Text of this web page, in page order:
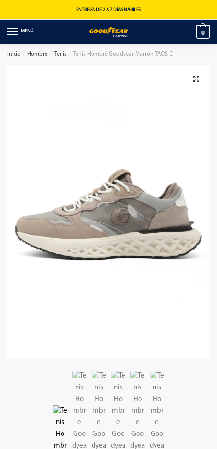
ENTREGA DE 2 A 7 DÍAS HÁBILES
MENÚ 0
Inicio / Hombre / Tenis / Tenis Hombre Goodyear Marrón TAOS-C